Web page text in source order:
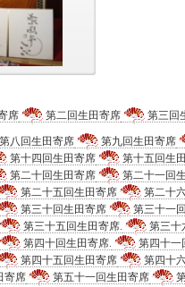
席 第二回生田寄席 第三回
第八回生田寄席
第九回生田寄席
第十四回生田寄席
第十五回生
第二十回生田寄席
第二十一回
第二十五回生田寄席
第二十
第三十回生田寄席
第三十一
第三十五回生田寄席.
第三十
第四十回生田寄席.
第四十一
第四十五回生田寄席
第四十
寄席 第五十一回生田寄席